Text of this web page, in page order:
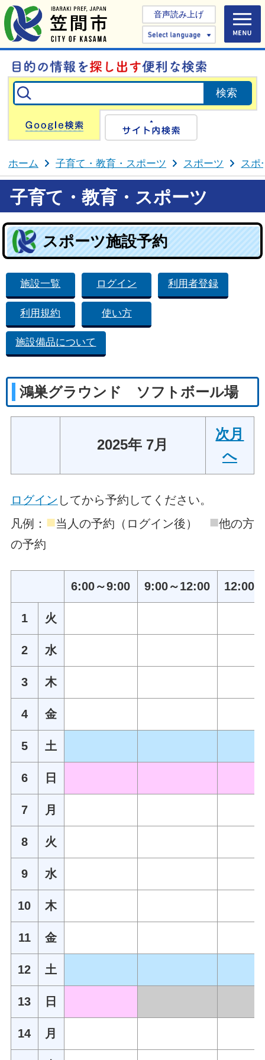
音声読み上げ
Select
Google検索
ホーム 子育て・教育・スポーツ スポーツ スポ
子育て・教育・スポーツ
スポーツ施設予約
施設一覧 ログイン 利用者登録
利用規約 使い方
施設備品について
鴻巣グラウンド ソフトボール場
2025年 7月
次月
へ
ログイン してから予約してください。
凡例： ■当人の予約（ログイン後） ■他の方
の予約
6:00～9:00 9:00～12:00 12:00
1 火
2 水
3 木
4 金
5 土
6 日
7 月
8 火
9 水
10 木
11 金
12 土
13 日
14 月